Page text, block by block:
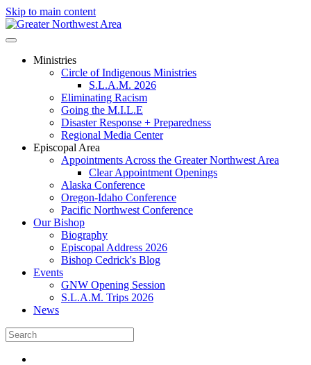
Skip to main content
Ministries
Circle of Indigenous Ministries
S.L.A.M. 2026
Eliminating Racism
Going the M.I.L.E
Disaster Response + Preparedness
Regional Media Center
Episcopal Area
Appointments Across the Greater Northwest Area
Clear Appointment Openings
Alaska Conference
Oregon-Idaho Conference
Pacific Northwest Conference
Our Bishop
Biography
Episcopal Address 2026
Bishop Cedrick's Blog
Events
GNW Opening Session
S.L.A.M. Trips 2026
News